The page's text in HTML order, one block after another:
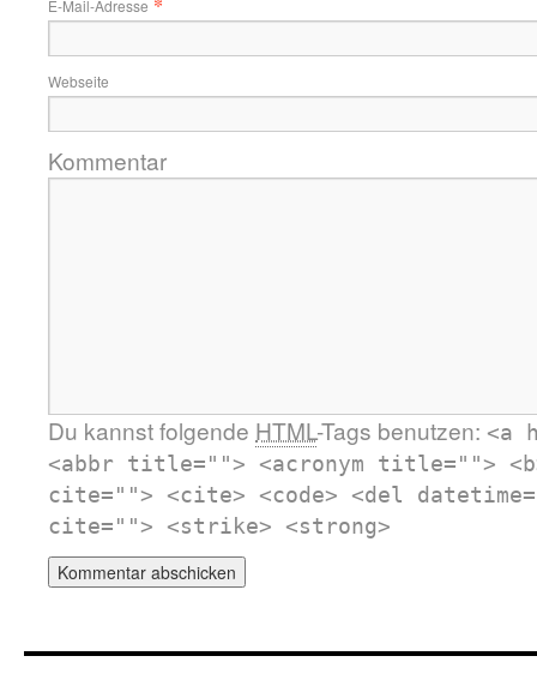
E-Mail-Adresse
Webseite
Kommentar
Du kannst folgende HTML-Tags benutzen: <a
<abbr title=""> <acronym title="">
cite=""> <cite> <code> <del
cite=""> <strike> <strong>